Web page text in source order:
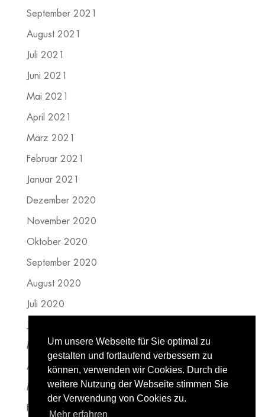
September 2021
August 2021
Juli 2021
Juni 2021
Mai 2021
April 2021
März 2021
Februar 2021
Januar 2021
Dezember 2020
November 2020
Oktober 2020
September 2020
August 2020
Juli 2020
Mai 2020
April 2020
März 2020
Februar 2020
Um unsere Webseite für Sie optimal zu
gestalten und fortlaufend verbessern zu
können, verwenden wir Cookies. Durch die
weitere Nutzung der Webseite stimmen Sie
der Verwendung von Cookies zu.
Mehr erfahren